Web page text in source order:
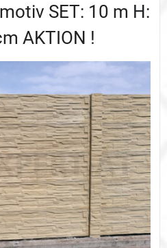
SET: 10 m H:
AKTION !